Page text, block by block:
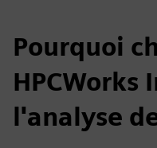
Pourquoi
HPCWorks
l'analyse